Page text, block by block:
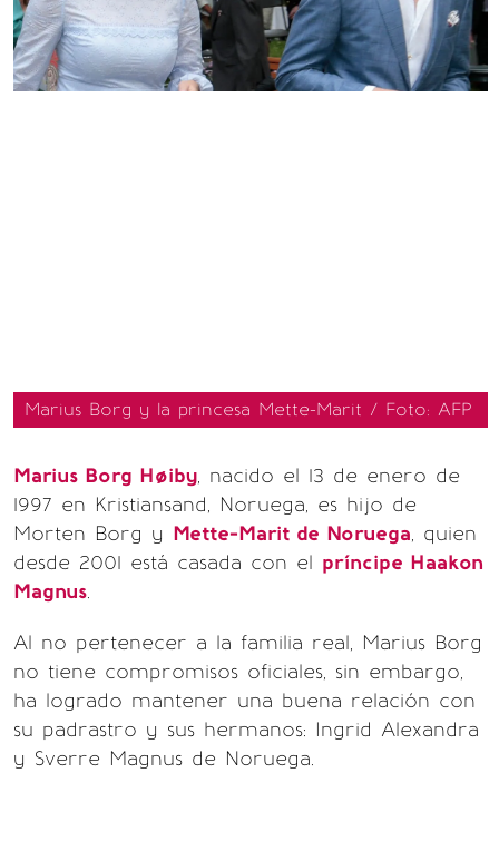
Marius Borg y la princesa Mette-Marit / Foto: AFP
Marius Borg Høiby, nacido el 13 de enero de
1997 en Kristiansand, Noruega, es hijo de
Morten Borg y Mette-Marit de Noruega, quien
desde 2001 está casada con el príncipe Haakon
Magnus.
Al no pertenecer a la familia real, Marius Borg
no tiene compromisos oficiales, sin embargo,
ha logrado mantener una buena relación con
su padrastro y sus hermanos: Ingrid Alexandra
y Sverre Magnus de Noruega.